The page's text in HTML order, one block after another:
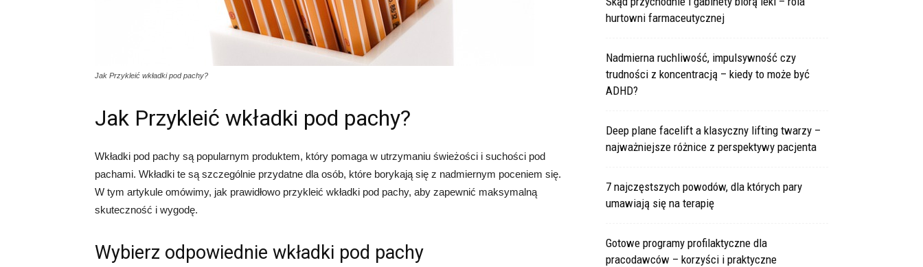
Jak Przykleić wkładki pod pachy?
Jak Przykleić wkładki pod pachy?
Wkładki pod pachy są popularnym produktem, który pomaga w utrzymaniu świeżości i suchości pod
pachami. Wkładki te są szczególnie przydatne dla osób, które borykają się z nadmiernym poceniem się.
W tym artykule omówimy, jak prawidłowo przykleić wkładki pod pachy, aby zapewnić maksymalną
skuteczność i wygodę.
Wybierz odpowiednie wkładki pod pachy
hurtowni farmaceutycznej
Nadmierna ruchliwość, impulsywność czy
trudności z koncentracją – kiedy to może być
ADHD?
Deep plane facelift a klasyczny lifting twarzy –
najważniejsze różnice z perspektywy pacjenta
7 najczęstszych powodów, dla których pary
umawiają się na terapię
Gotowe programy profilaktyczne dla
pracodawców – korzyści i praktyczne